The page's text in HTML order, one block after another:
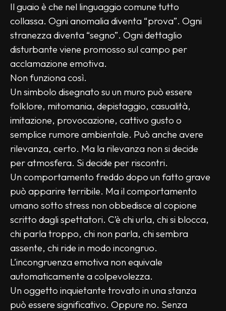
Il guaio è che nel linguaggio comune tutto
collassa. Ogni anomalia diventa “prova”. Ogni
stranezza diventa “segno”. Ogni dettaglio
disturbante viene promosso sul campo per
acclamazione emotiva.
Non funziona così.
Un simbolo disegnato su un muro può essere
folklore, mitomania, depistaggio, casualità,
imitazione, provocazione, cattivo gusto o
semplice rumore ambientale. Può anche avere
rilevanza, certo. Ma la rilevanza non si decide
per atmosfera. Si decide per riscontri.
Un comportamento freddo dopo un fatto grave
può apparire terribile. Ma il comportamento
umano sotto stress non obbedisce al copione
scritto dagli spettatori. C’è chi urla, chi si blocca,
chi parla troppo, chi non parla, chi sembra
assente, chi ride in modo incongruo.
L’incongruenza emotiva non equivale
automaticamente a colpevolezza.
Un oggetto inquietante trovato in una stanza
può essere significativo. Oppure no. Senza